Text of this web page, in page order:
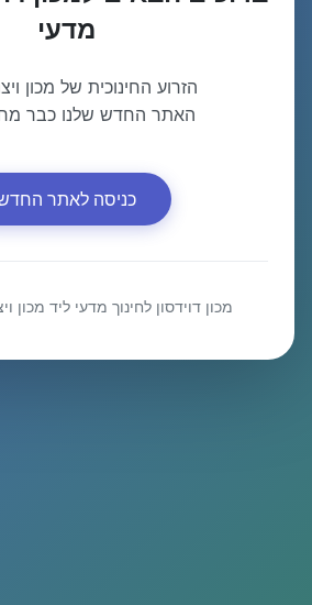
מדעי
הזרוע החינוכית של מכון
האתר החדש שלנו כבר
כניסה לאתר
מכון דוידסון לחינוך מדעי ליד מכון